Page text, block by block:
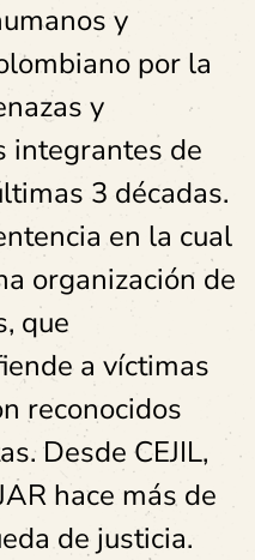
y
por la
y
integrantes de
3 décadas.
en la cual
organización de
que
a víctimas
reconocidos
Desde CEJIL,
hace más de
de justicia.